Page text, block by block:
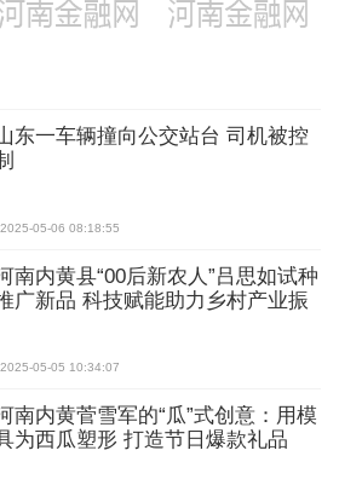
东一车辆撞向公交站台 司机被控
2025-05-06 08:18:55
南内黄县“00后新农人”吕思如试种
广新品 科技赋能助力乡村产业振
2025-05-05 10:34:07
南内黄菅雪军的“瓜”式创意：用模
为西瓜塑形 打造节日爆款礼品